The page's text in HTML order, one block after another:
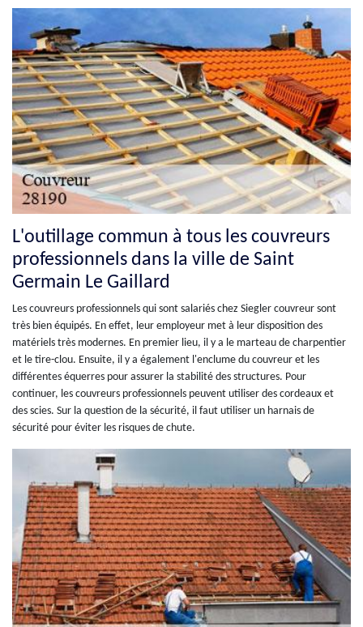
L'outillage commun à tous les couvreurs
professionnels dans la ville de Saint
Germain Le Gaillard
Les couvreurs professionnels qui sont salariés chez Siegler couvreur sont
très bien équipés. En effet, leur employeur met à leur disposition des
matériels très modernes. En premier lieu, il y a le marteau de charpentier
et le tire-clou. Ensuite, il y a également l'enclume du couvreur et les
différentes équerres pour assurer la stabilité des structures. Pour
continuer, les couvreurs professionnels peuvent utiliser des cordeaux et
des scies. Sur la question de la sécurité, il faut utiliser un harnais de
sécurité pour éviter les risques de chute.